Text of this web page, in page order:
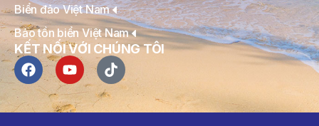
Biển đảo Việt Nam
Bảo tồn biển Việt Nam
KẾT NỐI VỚI CHÚNG TÔI